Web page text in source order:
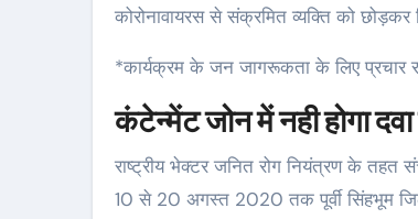
कोरोनावायरस से संक्रमित व्यक्ति को
*कार्यक्रम के जन जागरूकता के लिए प्रचार
कंटेन्मेंट जोन में नही होगा
राष्ट्रीय भेक्टर जनित रोग नियंत्रण के तहत
10 से 20 अगस्त 2020 तक पूर्वी सिंहभूम जिले